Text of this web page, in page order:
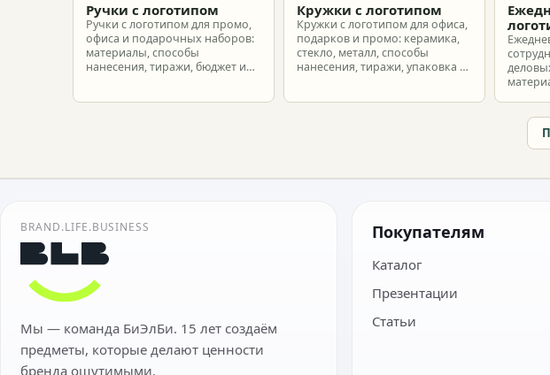
Ручки с логотипом
Ручки с логотипом для промо,
офиса и подарочных наборов:
материалы, способы
нанесения, тиражи, бюджет и
Кружки с логотипом
Кружки с логотипом для офиса,
подарков и промо: керамика,
стекло, металл, способы
нанесения, тиражи, упаковка и
BRAND.LIFE.BUSINESS
Мы — команда БиЭлБи. 15 лет создаём
предметы, которые делают ценности
бренда ощутимыми.
Покупателям
Каталог
Презентации
Статьи